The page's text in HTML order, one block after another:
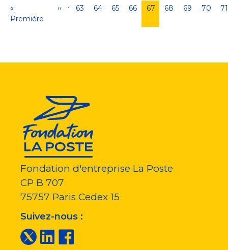
Pagination
Première
page
«
Première
Page
‹‹ … Page
63 Page
64 Page
65 Page
66
Page
67 Page
68 Page
69 Page
70 71
Fondation d'entreprise La Poste
CP B 707
75757 Paris Cedex 15
Suivez-nous :